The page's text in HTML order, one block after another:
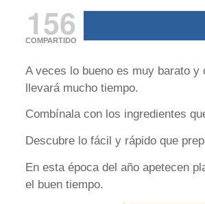
156
COMPARTIDO
A veces lo bueno es muy barato
llevará mucho tiempo.
Combínala con los ingredientes
Descubre lo fácil y rápido que
En esta época del año apetecen
el buen tiempo.